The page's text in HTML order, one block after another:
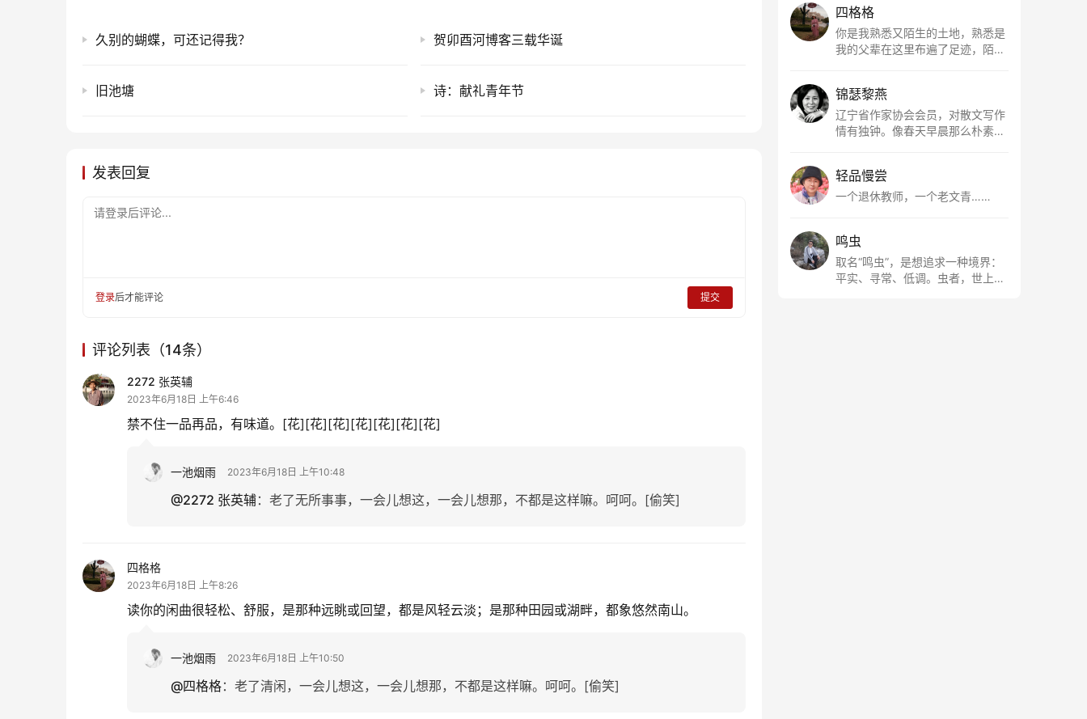
久别的蝴蝶，可还记得我？ 贺卯酉河博客三载华诞
旧池塘 诗：献礼青年节
发表回复
请登录后评论...
登录后才能评论 提交
评论列表（14条）
2272 张英辅
2023年6月18日 上午6:46
禁不住一品再品，有味道。[花][花][花][花][花][花][花]
一池烟雨 2023年6月18日 上午10:48
@2272 张英辅： 老了无所事事，一会儿想这，一会儿想那，不都是这样嘛。呵呵。[偷笑]
四格格
2023年6月18日 上午8:26
读你的闲曲很轻松、舒服，是那种远眺或回望，都是风轻云淡；是那种田园或湖畔，都象悠然南山。
一池烟雨 2023年6月18日 上午10:50
@四格格： 老了清闲，一会儿想这，一会儿想那，不都是这样嘛。呵呵。[偷笑]
四格格
你是我熟悉又陌生的土地，熟悉是
我的父辈在这里布遍了足迹，陌生
根所在，我用文字慢慢认识你、慢
慢熟悉你。
锦瑟黎燕
辽宁省作家协会会员，对散文写作
情有独钟。像春天早晨那么朴素，
轻品慢尝
一个退休教师，一个老文青……
鸣虫
取名“鸣虫”，是想追求一种境界：
平实、寻常、低调。虫者，世上最